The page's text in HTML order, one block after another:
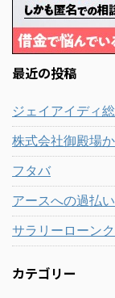
最近の投稿
ジェイアイディ
株式会社御殿場
フタバ
アースへの過払
サラリーローン
カテゴリー